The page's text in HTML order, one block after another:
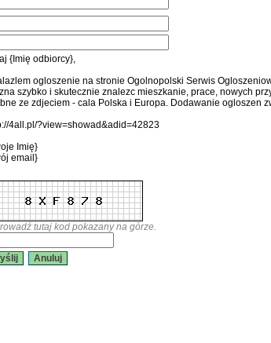
{Imię odbiorcy},
ogloszenie na stronie Ogolnopolski Serwis
szybko i skutecznie znalezc mieszkanie, prace, nowych
ze zdjeciem - cala Polska i Europa. Dodawanie ogloszen
4all.pl/?view=showad&adid=42823
Imię}
email}
tutaj kod pokazany na górze.
Anuluj